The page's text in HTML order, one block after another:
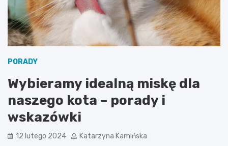
PORADY
Wybieramy idealną miskę dla
naszego kota – porady i
wskazówki
12 lutego 2024 Katarzyna Kamińska